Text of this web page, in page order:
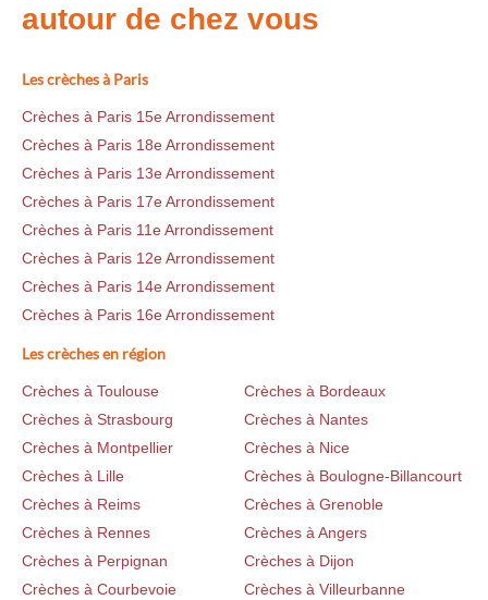
autour de chez vous
Les crèches à Paris
Crèches à Paris 15e Arrondissement
Crèches à Paris 18e Arrondissement
Crèches à Paris 13e Arrondissement
Crèches à Paris 17e Arrondissement
Crèches à Paris 11e Arrondissement
Crèches à Paris 12e Arrondissement
Crèches à Paris 14e Arrondissement
Crèches à Paris 16e Arrondissement
Les crèches en région
Crèches à Toulouse
Crèches à Bordeaux
Crèches à Strasbourg
Crèches à Nantes
Crèches à Montpellier
Crèches à Nice
Crèches à Lille
Crèches à Boulogne-Billancourt
Crèches à Reims
Crèches à Grenoble
Crèches à Rennes
Crèches à Angers
Crèches à Perpignan
Crèches à Dijon
Crèches à Courbevoie
Crèches à Villeurbanne